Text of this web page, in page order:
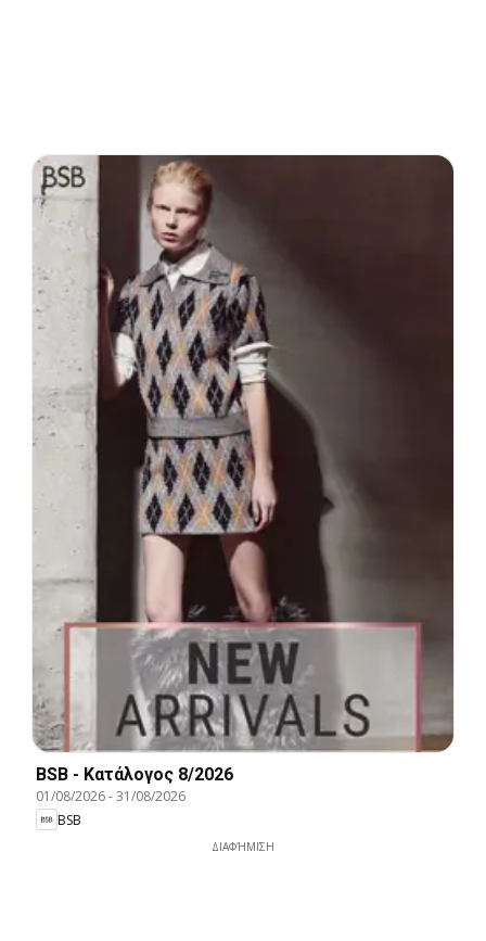
BSB - Kατάλογος 8/2026
01/08/2026-31/08/2026
BSB
ΔΙΑΦΉΜΙΣΗ